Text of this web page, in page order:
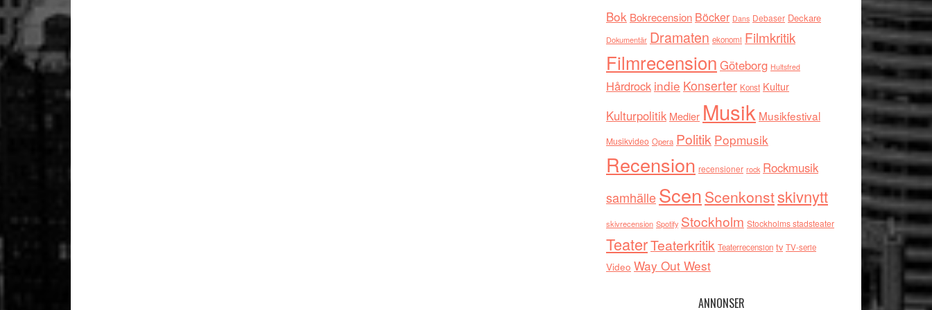
Bok Bokrecension Böcker Dans Debaser Deckare
Dokumentär Dramaten ekonomi Filmkritik
Filmrecension Göteborg Hultsfred
Hårdrock indie Konserter Konst Kultur
Kulturpolitik Medier Musik Musikfestival
Musikvideo Opera Politik Popmusik
Recension recensioner rock Rockmusik
samhälleScen Scenkonstskivnytt
skivrecension Spotify Stockholm Stockholms stadsteater
TeaterTeaterkritik Teaterrecension tv TV-serie
Video Way Out West
ANNONSER